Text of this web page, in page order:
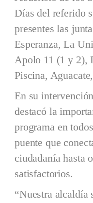
Días del referido
presentes las
Esperanza, La
Apolo 11 (1 y 2),
Piscina,
En su
destacó la
programa en
puente que
ciudadanía hasta
satisfactorios.
“Nuestra alcaldía